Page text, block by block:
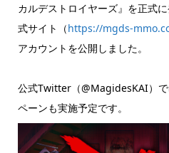
カルデストロイヤーズ』を正式
式サイト（https://mgds-
アカウントを公開しました。
公式Twitter（@MagidesKAI）
ペーンも実施予定です。